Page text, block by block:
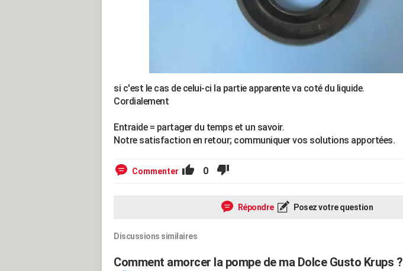
si c'est le cas de celui-ci la partie apparente va coté du liquide.
Cordialement
Entraide = partager du temps et un savoir.
Notre satisfaction en retour; communiquer vos solutions apportées.
Commenter 0
Répondre Posez votre question
Discussions similaires
Comment amorcer la pompe de ma Dolce Gusto Krups ?